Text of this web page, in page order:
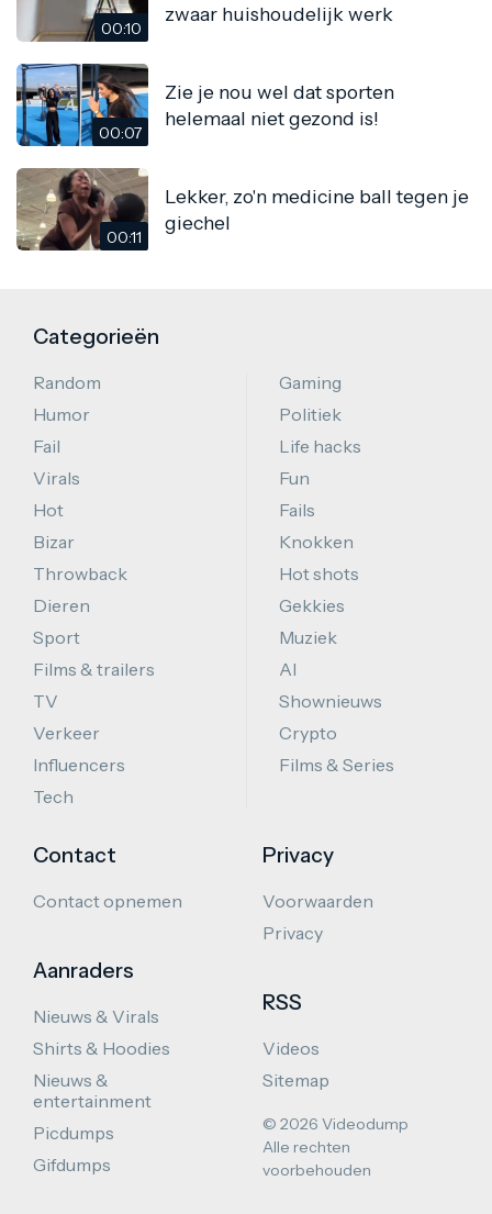
00:10
zwaar huishoudelijk werk
00:07
Zie je nou wel dat sporten
helemaal niet gezond is!
00:11
Lekker, zo'n medicine ball tegen je
giechel
Categorieën
Random
Humor
Fail
Virals
Hot
Bizar
Throwback
Dieren
Sport
Films & trailers
TV
Verkeer
Influencers
Tech
Gaming
Politiek
Life hacks
Fun
Fails
Knokken
Hot shots
Gekkies
Muziek
AI
Shownieuws
Crypto
Films & Series
Contact
Contact opnemen
Aanraders
Nieuws & Virals
Shirts & Hoodies
Nieuws &
entertainment
Picdumps
Gifdumps
Privacy
Voorwaarden
Privacy
RSS
Videos
Sitemap
© 2026 Videodump
Alle rechten
voorbehouden